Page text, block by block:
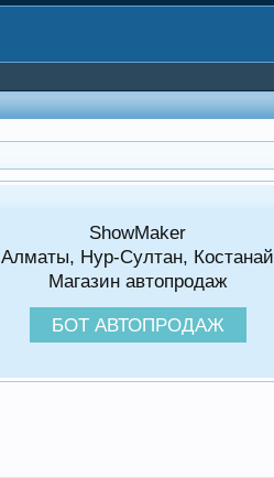
ShowMaker
Алматы, Нур-Султан, Костанай
Магазин автопродаж
БОТ АВТОПРОДАЖ